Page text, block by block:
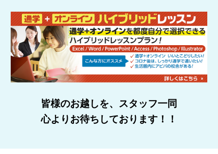
皆様のお越しを、スタッフ一同
心よりお待ちしております！！